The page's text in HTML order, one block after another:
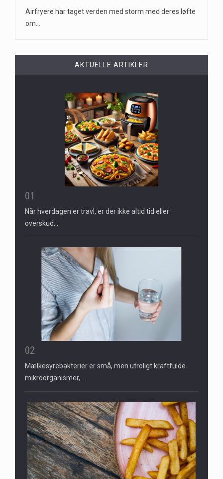
Airfryere har taget verden med storm med deres løfte
om…
AKTUELLE ARTIKLER
01
Når hverdagen er travl, er der ikke altid tid eller
overskud…
02
Mælkesyrebakterier er små, men utroligt kraftfulde
mikroorganismer,…